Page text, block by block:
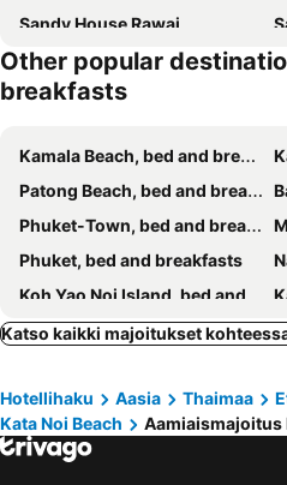
Sandy House Rawai
Phuket 346
Ciao Bella GuestHouse & Bistro
Kasemsuk Guesthouse SHA Extra plus
I
The Rommanee Classic Guesthouse
Other popular
breakfasts
Kamala Beach, bed and breakfasts
Patong Beach, bed and breakfasts
Phuket-Town, bed and breakfasts
Phuket, bed and breakfasts
Koh Yao Noi Island, bed and breakfasts
Chalong Bay, bed and breakfasts
Katso kaikki majoitukset
Hotellihaku Aasia Thaimaa
Kata Noi Beach
Aamiaismajoitus